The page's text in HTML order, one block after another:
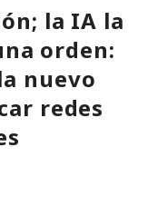
la IA la
orden:
nuevo
redes